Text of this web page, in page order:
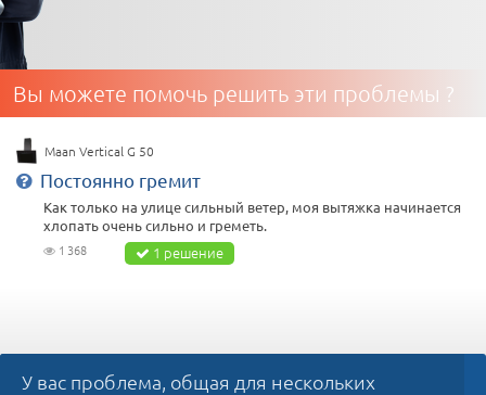
Вы можете помочь решить эти проблемы ?
Maan Vertical G 50
Постоянно гремит
Как только на улице сильный ветер, моя вытяжка начинается
хлопать очень сильно и греметь.
1 368 1 решение
У вас проблема, общая для нескольких